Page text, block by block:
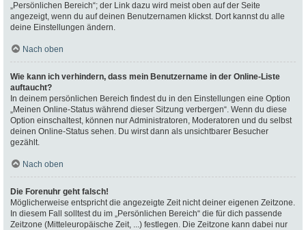
„Persönlichen Bereich“; der Link dazu wird meist oben auf der Seite
angezeigt, wenn du auf deinen Benutzernamen klickst. Dort kannst du alle
deine Einstellungen ändern.
Nach oben
Wie kann ich verhindern, dass mein Benutzername in der Online-Liste
auftaucht?
In deinem persönlichen Bereich findest du in den Einstellungen eine Option
„Meinen Online-Status während dieser Sitzung verbergen“. Wenn du diese
Option einschaltest, können nur Administratoren, Moderatoren und du selbst
deinen Online-Status sehen. Du wirst dann als unsichtbarer Besucher
gezählt.
Nach oben
Die Forenuhr geht falsch!
Möglicherweise entspricht die angezeigte Zeit nicht deiner eigenen Zeitzone.
In diesem Fall solltest du im „Persönlichen Bereich“ die für dich passende
Zeitzone (Mitteleuropäische Zeit, ...) festlegen. Die Zeitzone kann dabei nur